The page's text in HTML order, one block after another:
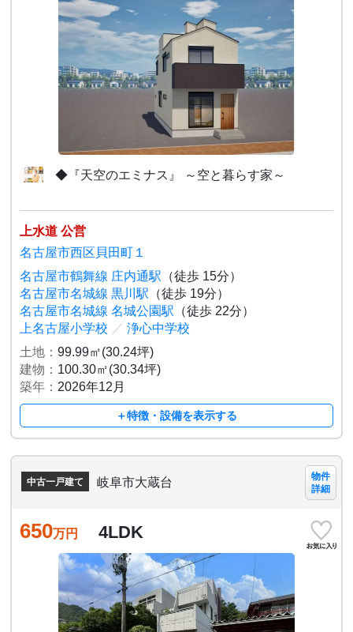
◆『天空のエミナス』 ～空と暮らす家～
上水道 公営
名古屋市西区貝田町１
名古屋市鶴舞線 庄内通駅 （徒歩 15分）
名古屋市名城線 黒川駅 （徒歩 19分）
名古屋市名城線 名城公園駅 （徒歩 22分）
上名古屋小学校 ／ 浄心中学校
土地：99.99㎡(30.24坪)
建物： 100.30㎡(30.34坪)
築年： 2026年12月
＋特徴・設備を表示する
中古一戸建て 岐阜市大蔵台
物件
詳細
650万円 4LDK